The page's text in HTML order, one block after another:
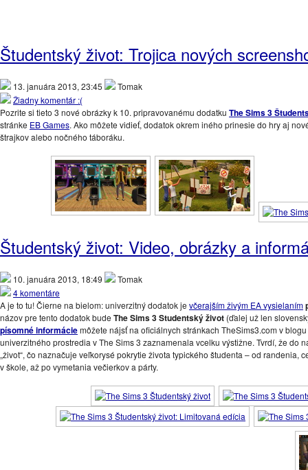
Študentský život: Trojica nových
13. januára 2013, 23:45
Tomak
Žiadny komentár :(
Pozrite si tieto 3 nové obrázky k 10. pripravovanému dodatku The Sims 3
stránke EB Games. Ako môžete vidieť, dodatok okrem iného prinesie do hry aj
štrajkov alebo nočného táboráku.
Študentský život: Video, obrázky a
10. januára 2013, 18:49
Tomak
4 komentáre
A je to tu! Čierne na bielom: univerzitný dodatok je včerajším živým EA vysielaním
názov pre tento dodatok bude The Sims 3 Studentský život (ďalej už len
písomné informáciemôžete nájsť na oficiálnych stránkach TheSims3.com v
univerzitného prostredia v The Sims 3 zaznamenala vcelku výstižne. Tvrdí, že do
„život“, čo naznačuje veľkorysé pokrytie života typického študenta – od randenia,
v škole, až po vymetania večierkov a párty.